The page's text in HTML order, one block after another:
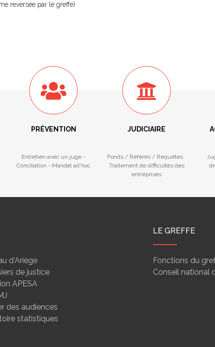
reversée par le greffe)
PRÉVENTION
Entretien avec un juge -
Conciliation - Mandat ad'hoc
JUDICIAIRE
Fonds / Référés / Requêtes.
Traitement de difficultés des
entreprises
d'Ariège
de justice
APESA
des audiences
statistiques
LE GREFFE
Fonctions du
Conseil national